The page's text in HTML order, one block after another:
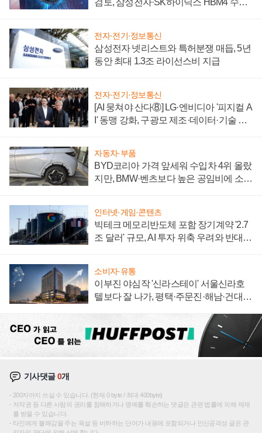
검토, 삼성전자·SK하이닉스 HBM4 수율
전자·전기·정보통신
삼성전자 넷리스트와 특허분쟁 매듭, 5년
동안 최대 1.3조 라이선스비 지급
전자·전기·정보통신
[AI 뭉쳐야 산다⑧] LG·엔비디아 '피지컬 A
I' 동맹 강화, 구광모 제조·데이터·기술 결
자동차·부품
BYD코리아 가격 앞세워 수입차 4위 올랐
지만, BMW·벤츠보다 높은 공임비에 소비
인터넷·게임·콘텐츠
빅테크 메모리반도체 포함 장기계약 '2.7
조 달러' 규모, AI 투자 위축 우려와 반대
소비자·유통
이부진 야심작 '신라스테이' 서울신라호
텔보다 잘 나가, 평택·주문진·해남·건대로
기사댓글0개
200자까지 쓰실 수 있습니다. (현재 0 byte / 최대 400byte)
저작권 등 다른 사람의 권리를 침해하거나 명예를 훼손하는 댓글은 관련 법률에 의해 제재
를 받을 수 있습니다.
타인에게 불쾌감을 주는 욕설 등 비하하는 단어가 내용에 포함되거나 인신공격성 글은 관